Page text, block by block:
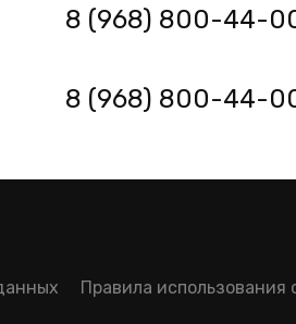
8 (968) 800-44-
8 (968) 800-44-
Правила использования